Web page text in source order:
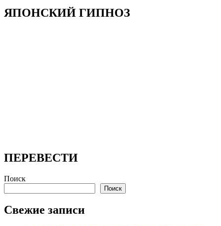
ЯПОНСКИЙ ГИПНОЗ
ПЕРЕВЕСТИ
Поиск
Поиск
Свежие записи